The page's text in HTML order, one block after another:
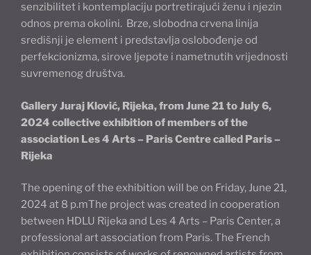
senzibilitet i kontemplaciju portretirajući ženu i njezin
odnos prema okolini. Brze, slobodna crvena linija
središnji je element i predstavlja oslobođenje od
perfekcionizma, sirove ljepote i nametnutih vrijednosti
suvremenog društva.
Gallery Juraj Klović, Rijeka, from June 21 to July 6,
2024 collective exhibition of members of the
association Les 4 Arts – Paris Centre called Paris –
Rijeka
The opening of the exhibition will be on Friday, June 21,
2024 at 8 p.mThe project was created in cooperation
between HDLU Rijeka and Les 4 Arts – Paris Center, a
professional art association from Paris. The French